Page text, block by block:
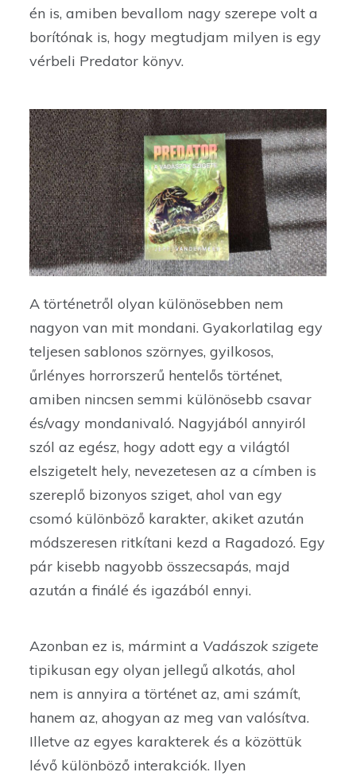
én is, amiben bevallom nagy szerepe volt a
borítónak is, hogy megtudjam milyen is egy
vérbeli Predator könyv.
A történetről olyan különösebben nem
nagyon van mit mondani. Gyakorlatilag egy
teljesen sablonos szörnyes, gyilkosos,
űrlényes horrorszerű hentelős történet,
amiben nincsen semmi különösebb csavar
és/vagy mondanivaló. Nagyjából annyiról
szól az egész, hogy adott egy a világtól
elszigetelt hely, nevezetesen az a címben is
szereplő bizonyos sziget, ahol van egy
csomó különböző karakter, akiket azután
módszeresen ritkítani kezd a Ragadozó. Egy
pár kisebb nagyobb összecsapás, majd
azután a finálé és igazából ennyi.
Azonban ez is, mármint a Vadászok szigete
tipikusan egy olyan jellegű alkotás, ahol
nem is annyira a történet az, ami számít,
hanem az, ahogyan az meg van valósítva.
Illetve az egyes karakterek és a közöttük
lévő különböző interakciók. Ilyen